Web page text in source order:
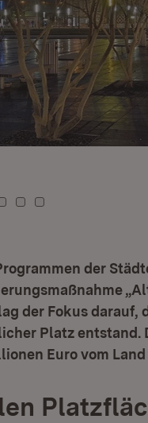
0
Zu Kachel: 1
Zu Kachel: 2
Zu Kachel: 3
der
der Fokus darauf,
Platz entstand.
Euro vom